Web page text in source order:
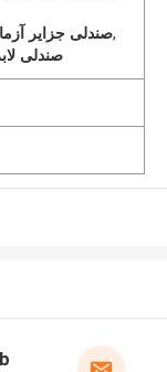
صندلی جزایر,
صندلی